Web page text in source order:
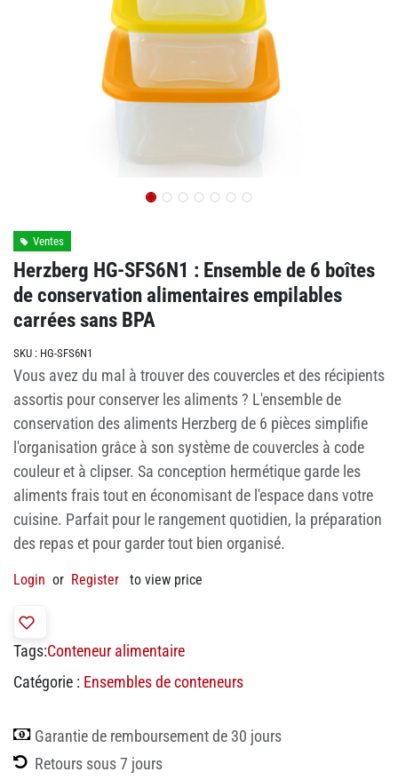
Ventes
Herzberg HG-SFS6N1 : Ensemble de 6 boîtes
de conservation alimentaires empilables
carrées sans BPA
SKU : HG-SFS6N1
Vous avez du mal à trouver des couvercles et des récipients
assortis pour conserver les aliments ? L'ensemble de
conservation des aliments Herzberg de 6 pièces simplifie
l'organisation grâce à son système de couvercles à code
couleur et à clipser. Sa conception hermétique garde les
aliments frais tout en économisant de l'espace dans votre
cuisine. Parfait pour le rangement quotidien, la préparation
des repas et pour garder tout bien organisé.
Login or Register to view price
Tags:Conteneur alimentaire
Catégorie : Ensembles de conteneurs
Garantie de remboursement de 30 jours
Retours sous 7 jours